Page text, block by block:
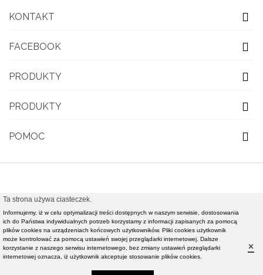
KONTAKT
FACEBOOK
PRODUKTY
PRODUKTY
POMOC
© 2021 OBUWIE TOP MODA - Modna obuwie damskie,
nowości rynkowe światowej klasy mody - Realizacja i
pozycjonowanie strony :Rafał Gałązka - www.strony-
piotrkow.pl
Ta strona używa ciasteczek.
Informujemy, iż w celu optymalizacji treści dostępnych w naszym serwisie, dostosowania
ich do Państwa indywidualnych potrzeb korzystamy z informacji zapisanych za pomocą
plików cookies na urządzeniach końcowych użytkowników. Pliki cookies użytkownik
może kontrolować za pomocą ustawień swojej przeglądarki internetowej. Dalsze
korzystanie z naszego serwisu internetowego, bez zmiany ustawień przeglądarki
internetowej oznacza, iż użytkownik akceptuje stosowanie plików cookies.
×